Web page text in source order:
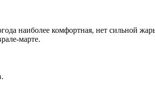
наиболее комфортная, нет сильной
марте.